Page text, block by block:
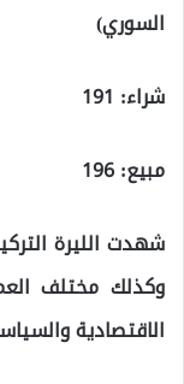
السوري)
شراء: 191
مبيع: 196
شهدت الليرة
وكذلك مختلف
الاقتصادية